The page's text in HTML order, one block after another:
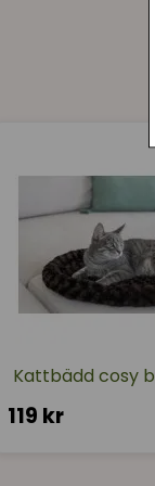
Kattbädd cosy
119 kr